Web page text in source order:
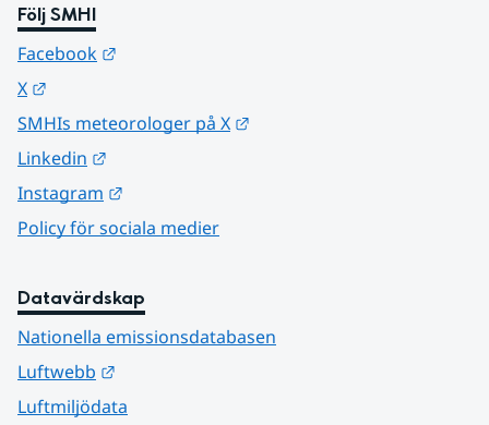
Följ SMHI
Facebook
X
SMHIs meteorologer på X
Linkedin
Instagram
Policy för sociala medier
Datavärdskap
Nationella emissionsdatabasen
Luftwebb
Luftmiljödata